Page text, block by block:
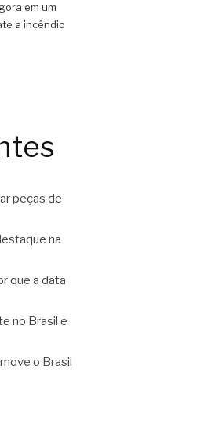
em um
a incêndio
peças de
na
que a data
no Brasil e
o Brasil